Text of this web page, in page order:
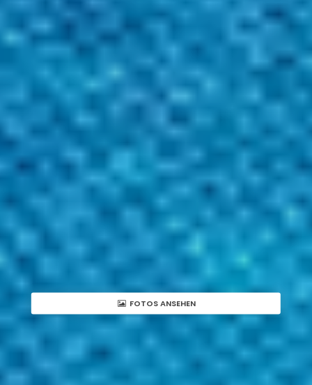
FOTOS ANSEHEN